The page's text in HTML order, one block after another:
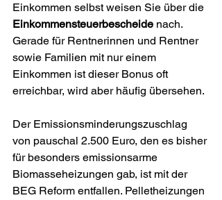
Einkommen selbst weisen Sie über die
Einkommensteuerbescheide nach.
Gerade für Rentnerinnen und Rentner
sowie Familien mit nur einem
Einkommen ist dieser Bonus oft
erreichbar, wird aber häufig übersehen.
Der Emissionsminderungszuschlag
von pauschal 2.500 Euro, den es bisher
für besonders emissionsarme
Biomasseheizungen gab, ist mit der
BEG Reform entfallen. Pelletheizungen